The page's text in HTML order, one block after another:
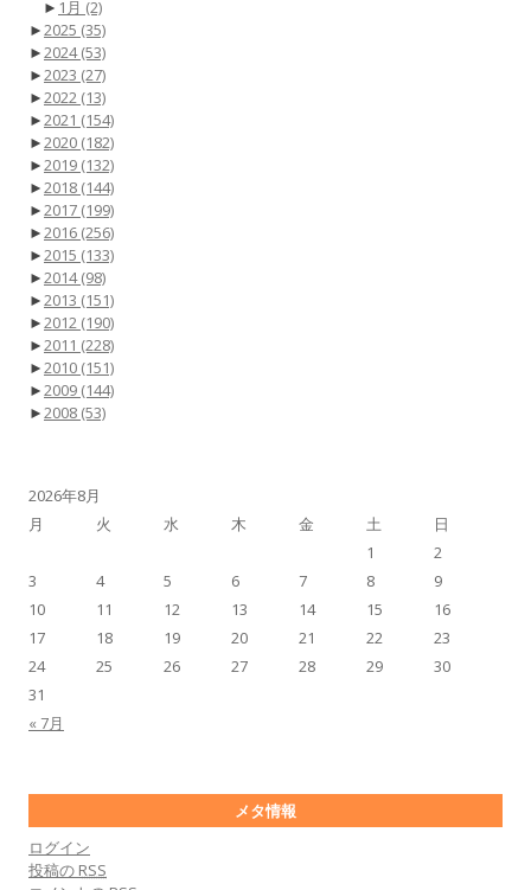
► 1月 (2)
►2025 (35)
►2024(53)
►2023 (27)
►2022 (13)
►2021 (154)
►2020 (182)
►2019 (132)
►2018 (144)
►2017 (199)
►2016 (256)
►2015 (133)
►2014(98)
►2013 (151)
►2012 (190)
►2011 (228)
►2010 (151)
►2009 (144)
►2008 (53)
2026年8月
月
火 水 木 金 土 日
« 7月
1
2
3
4 5 6 7 8
9
10
11 12 13 14 15
16
17
18 19 20 21 22
23
24
25 26 27 28 29
30
31
メタ情報
ログイン
投稿の RSS